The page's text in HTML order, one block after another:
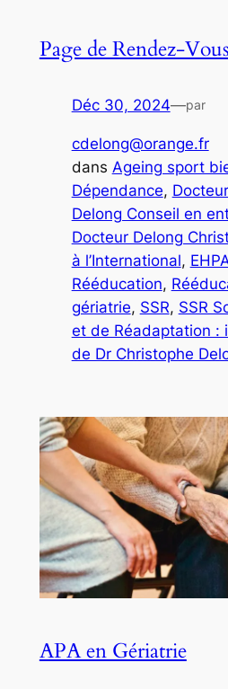
Page de Rendez-
Déc 30, 2024—par
cdelong@orange.fr
dans Ageing sport
Dépendance,
Delong Conseil en
Docteur Delong
à l’International,
Rééducation,
gériatrie, SSR, SSR
et de Réadaptation :
de Dr Christophe
APA en Gériatrie